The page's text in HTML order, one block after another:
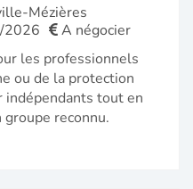
Mézières
2026
A négocier
les professionnels
ou de la protection
indépendants tout en
reconnu.